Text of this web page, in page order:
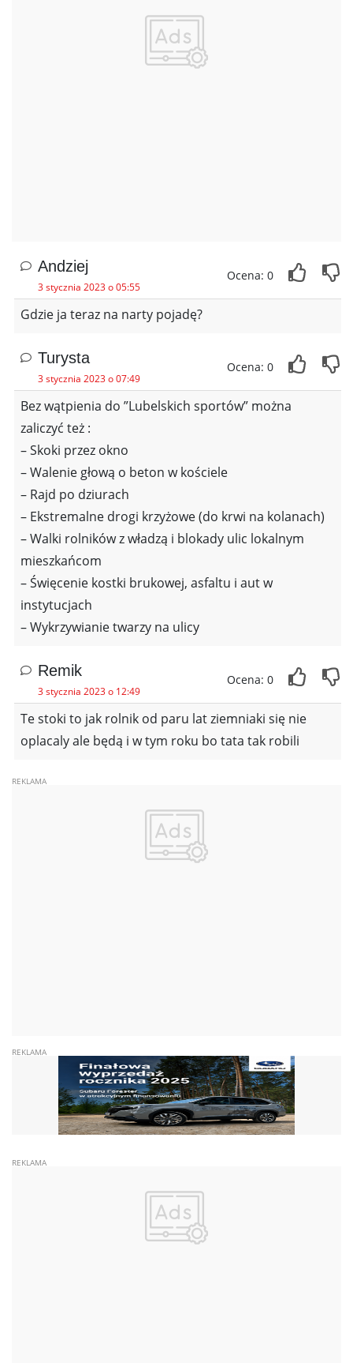
Andziej
3 stycznia 2023 o 05:55
Ocena: 0
Gdzie ja teraz na narty pojadę?
Turysta
3 stycznia 2023 o 07:49
Ocena: 0
Bez wątpienia do ”Lubelskich sportów” można
zaliczyć też :
– Skoki przez okno
– Walenie głową o beton w kościele
– Rajd po dziurach
– Ekstremalne drogi krzyżowe (do krwi na kolanach)
– Walki rolników z władzą i blokady ulic lokalnym
mieszkańcom
– Święcenie kostki brukowej, asfaltu i aut w
instytucjach
– Wykrzywianie twarzy na ulicy
Remik
3 stycznia 2023 o 12:49
Ocena: 0
Te stoki to jak rolnik od paru lat ziemniaki się nie
oplacaly ale będą i w tym roku bo tata tak robili